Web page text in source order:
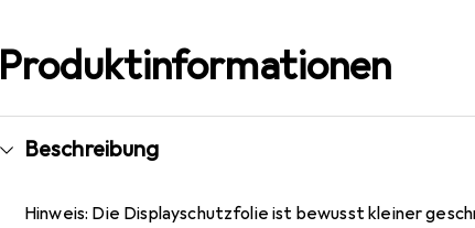
Produktinformationen
Beschreibung
Hinweis: Die Displayschutzfolie ist bewusst kleiner